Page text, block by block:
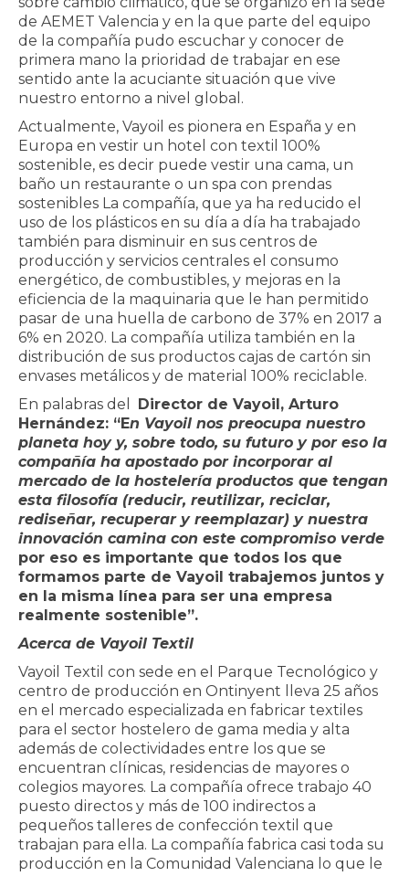
de AEMET Valencia y en la que parte del equipo
de la compañía pudo escuchar y conocer de
primera mano la prioridad de trabajar en ese
sentido ante la acuciante situación que vive
nuestro entorno a nivel global.
Actualmente, Vayoil es pionera en España y en
Europa en vestir un hotel con textil 100%
sostenible, es decir puede vestir una cama, un
baño un restaurante o un spa con prendas
sostenibles La compañía, que ya ha reducido el
uso de los plásticos en su día a día ha trabajado
también para disminuir en sus centros de
producción y servicios centrales el consumo
energético, de combustibles, y mejoras en la
eficiencia de la maquinaria que le han permitido
pasar de una huella de carbono de 37% en 2017 a
6% en 2020. La compañía utiliza también en la
distribución de sus productos cajas de cartón sin
envases metálicos y de material 100% reciclable.
En palabras del Director de Vayoil, Arturo
Hernández: “En Vayoil nos preocupa nuestro
planeta hoy y, sobre todo, su futuro y por eso la
compañía ha apostado por incorporar al
mercado de la hostelería productos que tengan
esta filosofía (reducir, reutilizar, reciclar,
rediseñar, recuperar y reemplazar) y nuestra
innovación camina con este compromiso verde
por eso es importante que todos los que
formamos parte de Vayoil trabajemos juntos y
en la misma línea para ser una empresa
realmente sostenible”.
Acerca de Vayoil Textil
Vayoil Textil con sede en el Parque Tecnológico y
centro de producción en Ontinyent lleva 25 años
en el mercado especializada en fabricar textiles
para el sector hostelero de gama media y alta
además de colectividades entre los que se
encuentran clínicas, residencias de mayores o
colegios mayores. La compañía ofrece trabajo 40
puesto directos y más de 100 indirectos a
pequeños talleres de confección textil que
trabajan para ella. La compañía fabrica casi toda su
producción en la Comunidad Valenciana lo que le